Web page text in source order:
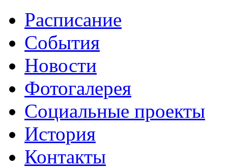
Расписание
События
Новости
Фотогалерея
Социальные проекты
История
Контакты